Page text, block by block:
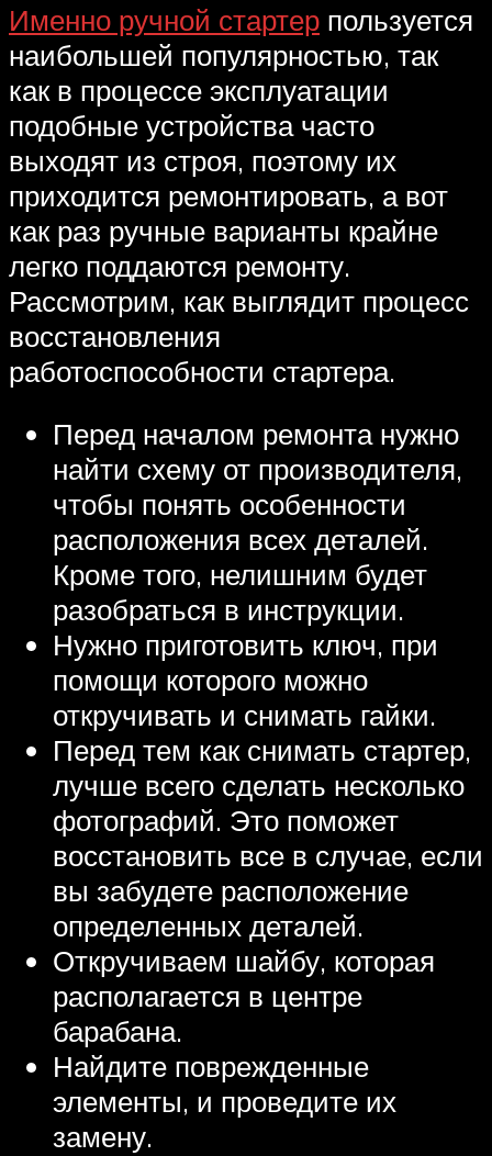
Именно ручной стартер пользуется
наибольшей популярностью, так
как в процессе эксплуатации
подобные устройства часто
выходят из строя, поэтому их
приходится ремонтировать, а вот
как раз ручные варианты крайне
легко поддаются ремонту.
Рассмотрим, как выглядит процесс
восстановления
работоспособности стартера.
Перед началом ремонта нужно
найти схему от производителя,
чтобы понять особенности
расположения всех деталей.
Кроме того, нелишним будет
разобраться в инструкции.
Нужно приготовить ключ, при
помощи которого можно
откручивать и снимать гайки.
Перед тем как снимать стартер,
лучше всего сделать несколько
фотографий. Это поможет
восстановить все в случае, если
вы забудете расположение
определенных деталей.
Откручиваем шайбу, которая
располагается в центре
барабана.
Найдите поврежденные
элементы, и проведите их
замену.